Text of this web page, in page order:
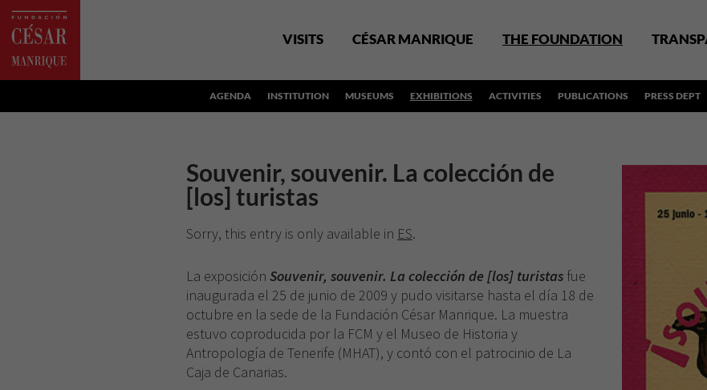
VISITS CÉSAR MANRIQUE THE FOUNDATION
AGENDA INSTITUTION MUSEUMS EXHIBITIONS ACTIVITIES PUBLICATIONS PRESS DEPT
Souvenir, souvenir. La colección de
[los] turistas
Sorry, this entry is only available in ES.
La exposición Souvenir, souvenir. La colección de [los] turistas fue
inaugurada el 25 de junio de 2009 y pudo visitarse hasta el día 18 de
octubre en la sede de la Fundación César Manrique. La muestra
estuvo coproducida por la FCM y el Museo de Historia y
Antropología de Tenerife (MHAT), y contó con el patrocinio de La
Caja de Canarias.